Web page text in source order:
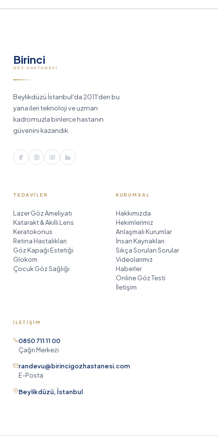
Birinci
GÖZ HASTANESI
Beylikdüzü İstanbul'da 2011'den bu
yana ileri teknoloji ve uzman
kadromuzla binlerce hastanın
güvenini kazandık.
TEDAVILER
Lazer Göz Ameliyatı
Katarakt & Akıllı Lens
Keratokonus
Retina Hastalıkları
Göz Kapağı Estetiği
Glokom
Çocuk Göz Sağlığı
KURUMSAL
Hakkımızda
Hekimlerimiz
Anlaşmalı Kurumlar
İnsan Kaynakları
Sıkça Sorulan Sorular
Videolarımız
Haberler
Online Göz Testi
İletişim
İLETIŞIM
0850 711 11 00
Çağrı Merkezi
randevu@birincigozhastanesi.com
E-Posta
Beylikdüzü, İstanbulasistanıyım. Size yardımcı olabilmem